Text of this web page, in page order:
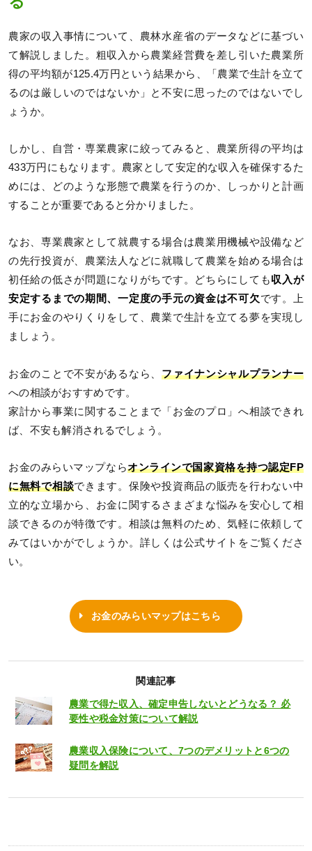
農家の収入事情について、農林水産省のデータなどに基づい
て解説しました。粗収入から農業経営費を差し引いた農業所
得の平均額が125.4万円という結果から、「農業で生計を立て
るのは厳しいのではないか」と不安に思ったのではないでし
ょうか。
しかし、自営・専業農家に絞ってみると、農業所得の平均は
433万円にもなります。農家として安定的な収入を確保するた
めには、どのような形態で農業を行うのか、しっかりと計画
することが重要であると分かりました。
なお、専業農家として就農する場合は農業用機械や設備など
の先行投資が、農業法人などに就職して農業を始める場合は
初任給の低さが問題になりがちです。どちらにしても収入が
安定するまでの期間、一定度の手元の資金は不可欠です。上
手にお金のやりくりをして、農業で生計を立てる夢を実現し
ましょう。
お金のことで不安があるなら、ファイナンシャルプランナー
への相談がおすすめです。
家計から事業に関することまで「お金のプロ」へ相談できれ
ば、不安も解消されるでしょう。
お金のみらいマップならオンラインで国家資格を持つ認定FP
に無料で相談できます。保険や投資商品の販売を行わない中
立的な立場から、お金に関するさまざまな悩みを安心して相
談できるのが特徴です。相談は無料のため、気軽に依頼して
みてはいかがでしょうか。詳しくは公式サイトをご覧くださ
い。
お金のみらいマップはこちら
関連記事
農業で得た収入、確定申告しないとどうなる？ 必
要性や税金対策について解説
農業収入保険について、7つのデメリットと6つの
疑問を解説